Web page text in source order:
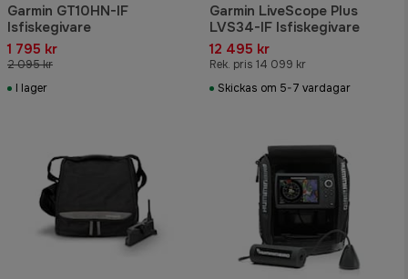
Garmin GT10HN-IF
Isfiskegivare
1 795 kr
2 095 kr
I lager
Garmin LiveScope Plus
LVS34-IF Isfiskegivare
12 495 kr
Rek. pris 14 099 kr
Skickas om 5-7 vardagar